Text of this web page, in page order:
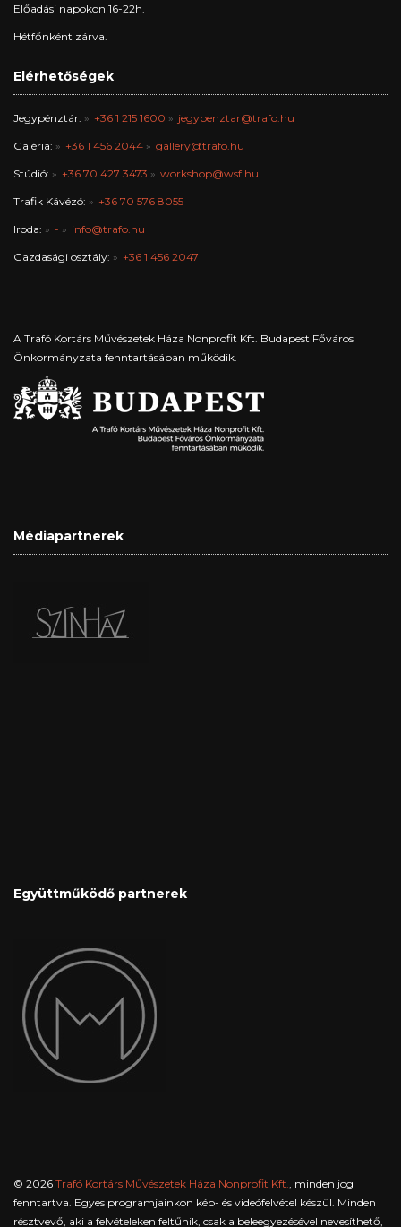
Előadási napokon 16-22h.
Hétfőnként zárva.
Elérhetőségek
Jegypénztár: +36 1 215 1600 jegypenztar@trafo.hu
Galéria: +36 1 456 2044 gallery@trafo.hu
Stúdió: +36 70 427 3473 workshop@wsf.hu
Trafik Kávézó: +36 70 576 8055
Iroda: - info@trafo.hu
Gazdasági osztály: +36 1 456 2047
A Trafó Kortárs Művészetek Háza Nonprofit Kft. Budapest Főváros
Önkormányzata fenntartásában működik.
Médiapartnerek
Együttműködő partnerek
© 2026 Trafó Kortárs Művészetek Háza Nonprofit Kft., minden jog
fenntartva. Egyes programjainkon kép- és videófelvétel készül. Minden
résztvevő, aki a felvételeken feltűnik, csak a beleegyezésével nevesíthető,